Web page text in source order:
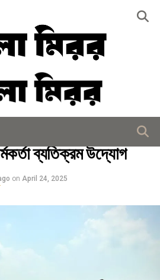
ব্যতিক্রম উদ্যোগ
on April 24, 2025